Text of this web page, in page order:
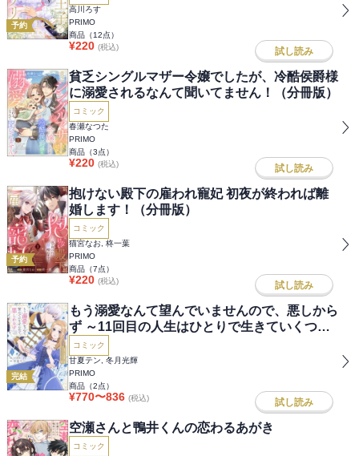
予約
高川ろす
PRIMO
商品（12点）
¥220 (税込) 試し読み
貧乏シングルマザー令嬢でしたが、冷酷侯爵様
に溺愛されるなんて聞いてません！（分冊版）
コミック
春瀬なつた
PRIMO
商品（3点）
¥220 (税込) 試し読み
予約
抱けない殿下の雇われ寵妃 初夜が終われば離
婚します！（分冊版）
コミック
猫宮なお, 柊一葉
PRIMO
商品（7点）
¥220 (税込) 試し読み
完結
もう溺愛なんて望んでいませんので、悪しから
ず ～11回目の人生はひとりで生きていくつも
りだったのに急に迫られても困ります～
コミック
甘夏テン, 冬月光輝
PRIMO
商品（2点）
¥770〜836 (税込) 試し読み
空瀬さんと鴨井くんの恋わるあがき
コミック